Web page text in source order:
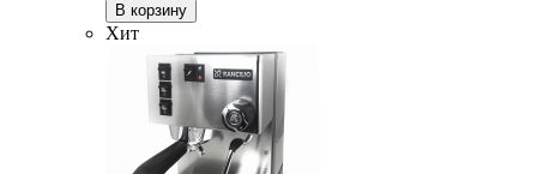
В корзину
Хит